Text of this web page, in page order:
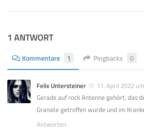
1 ANTWORT
Kommentare 1 Pingbacks 0
Felix Untersteiner
11. April 2022
Gerade auf rock Antenne gehört, das
Granate getroffen wurde und im
Antworten